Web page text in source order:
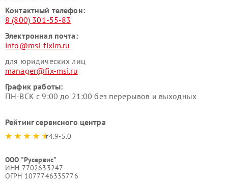
Контактный телефон:
8 (800) 301-55-83
Электронная почта:
info@msi-fixim.ru
для юридических лиц
manager@fix-msi.ru
График работы:
ПН-ВСК с 9:00 до 21:00 без перерывов и выходных
Рейтинг сервисного центра
4.9-5.0
ООО "Русервис"
ИНН 7702633247
ОГРН 1077746335776